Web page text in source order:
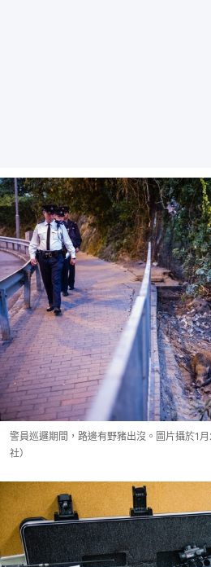
警員巡邏期間，路邊有野豬出沒。圖片攝於1
社）